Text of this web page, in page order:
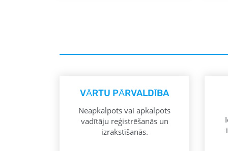
VĀRTU PĀRVALDĪBA
Neapkalpots vai apkalpots
vadītāju reģistrēšanās un
izrakstīšanās.